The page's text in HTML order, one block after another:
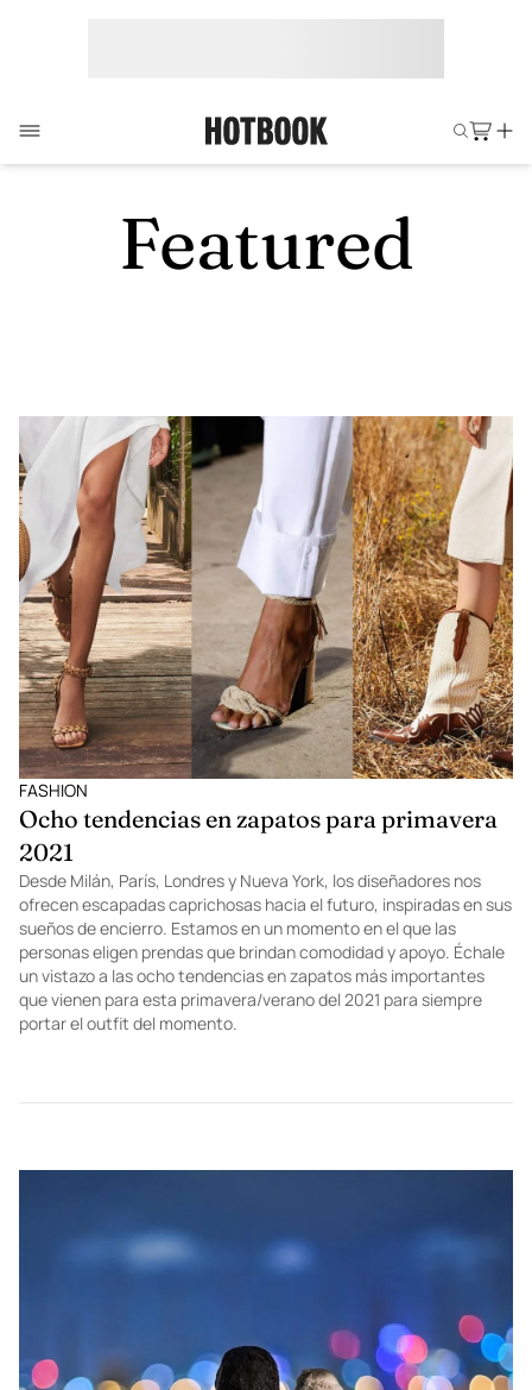
Featured
FASHION
Ocho tendencias en zapatos para primavera
2021
Desde Milán, París, Londres y Nueva York, los diseñadores nos
ofrecen escapadas caprichosas hacia el futuro, inspiradas en sus
sueños de encierro. Estamos en un momento en el que las
personas eligen prendas que brindan comodidad y apoyo. Échale
un vistazo a las ocho tendencias en zapatos más importantes
que vienen para esta primavera/verano del 2021 para siempre
portar el outfit del momento.